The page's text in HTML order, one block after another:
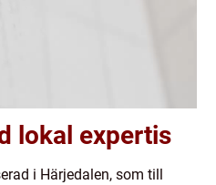
lokal expertis
i Härjedalen, som till